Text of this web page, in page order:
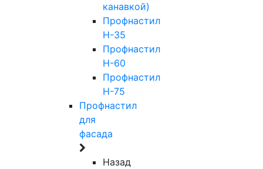
канавкой)
Профнастил
Н-35
Профнастил
Н-60
Профнастил
Н-75
Профнастил
для
фасада
Назад